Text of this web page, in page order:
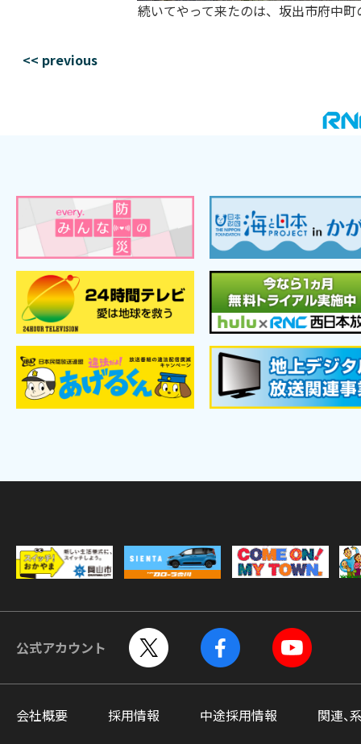
続いてやって来たのは、坂出市府中
<< previous
公式アカウント
会社概要 採用情報 中途採用情報 関連、